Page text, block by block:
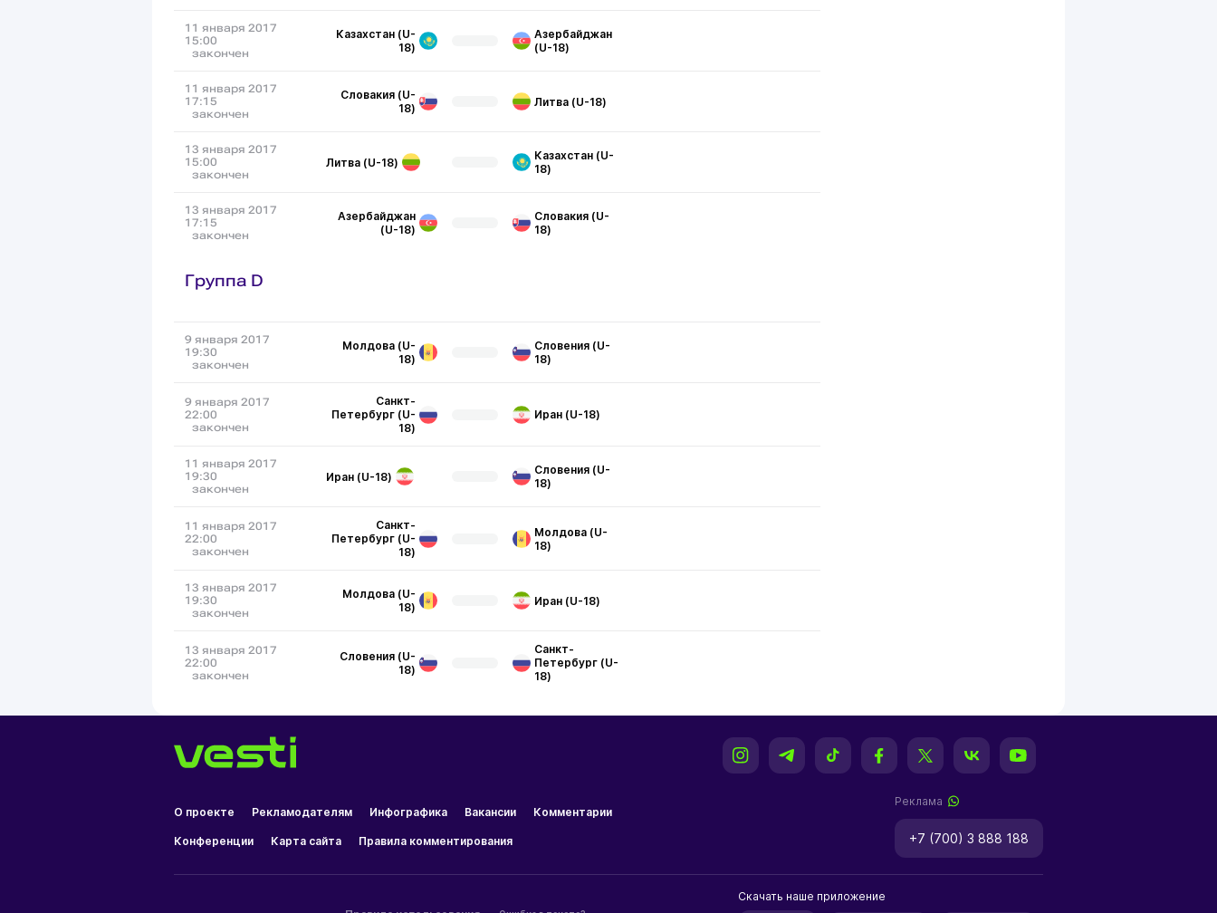
11 января 2017
15:00
закончен
Казахстан (U-
18)
Азербайджан
(U-18)
11 января 2017
17:15
закончен
Словакия (U-
18)
Литва (U-18)
13 января 2017
15:00
закончен
Литва (U-18)
Казахстан (U-
18)
13 января 2017
17:15
закончен
Азербайджан
(U-18)
Словакия (U-
18)
Группа D
9 января 2017
19:30
закончен
Молдова (U-
18)
Словения (U-
18)
9 января 2017
22:00
закончен
Санкт-
Петербург (U-
18)
Иран (U-18)
11 января 2017
19:30
закончен
Иран (U-18)
Словения (U-
18)
11 января 2017
22:00
закончен
Санкт-
Петербург (U-
18)
Молдова (U-
18)
13 января 2017
19:30
закончен
Молдова (U-
18)
Иран (U-18)
13 января 2017
22:00
закончен
Словения (U-
18)
Санкт-
Петербург (U-
18)
О проекте Рекламодателям Инфографика Вакансии Комментарии
Конференции Карта сайта Правила комментирования
Реклама
+7 (700) 3 888 188
Скачать наше приложение